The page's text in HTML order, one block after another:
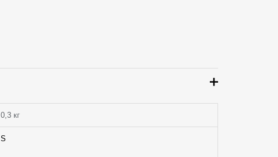
0,3 кг
S